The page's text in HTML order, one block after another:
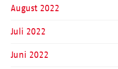
August 2022
Juli 2022
Juni 2022